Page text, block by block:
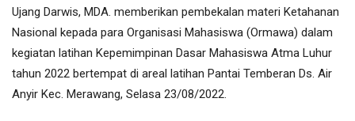
Ujang Darwis, MDA. memberikan pembekalan materi Ketahanan
Nasional kepada para Organisasi Mahasiswa (Ormawa) dalam
kegiatan latihan Kepemimpinan Dasar Mahasiswa Atma Luhur
tahun 2022 bertempat di areal latihan Pantai Temberan Ds. Air
Anyir Kec. Merawang, Selasa 23/08/2022.